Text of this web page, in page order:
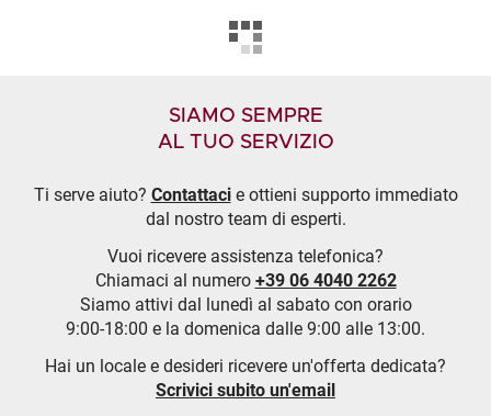
SIAMO SEMPRE
AL TUO SERVIZIO
Ti serve aiuto? Contattacie ottieni supporto immediato
dal nostro team di esperti.
Vuoi ricevere assistenza telefonica?
Chiamaci al numero +39 06 4040 2262
Siamo attivi dal lunedì al sabato con orario
9:00-18:00 e la domenica dalle 9:00 alle 13:00.
Hai un locale e desideri ricevere un'offerta dedicata?
Scrivici subito un'email